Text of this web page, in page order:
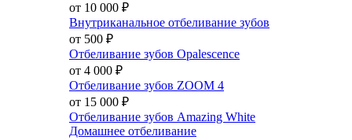
от 10 000 ₽
Внутриканальное отбеливание зубов
от 500 ₽
Отбеливание зубов Opalescence
от 4 000 ₽
Отбеливание зубов ZOOM 4
от 15 000 ₽
Отбеливание зубов Amazing White
Домашнее отбеливание